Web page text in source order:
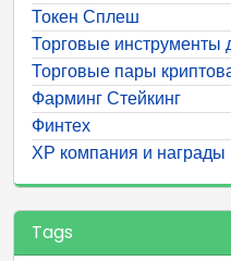
Токен Сплеш
Торговые инструменты
Торговые пары
Фарминг Стейкинг
Финтех
ХР компания и награды
Tags